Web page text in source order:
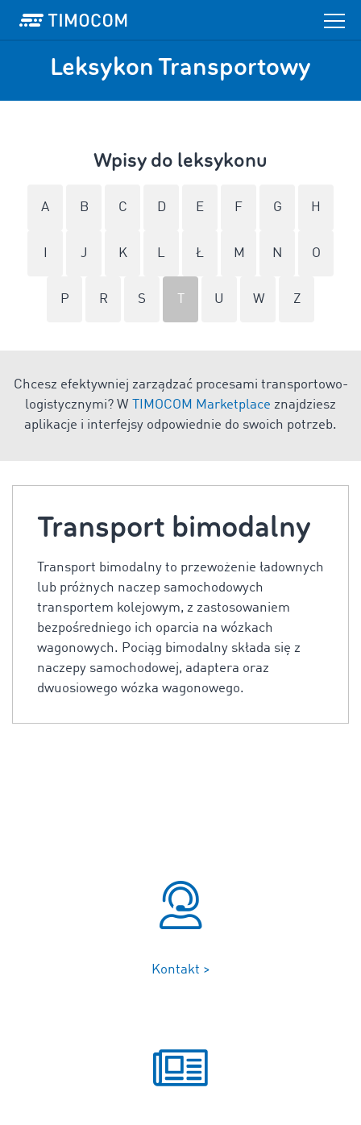
Leksykon Transportowy
Wpisy do leksykonu
A B C D E F G H
J K L Ł M N O
P R S U W Z
Chcesz efektywniej zarządzać procesami transportowo-
logistycznymi? W
TIMOCOM Marketplace znajdziesz
aplikacje i interfejsy odpowiednie do swoich potrzeb.
Transport bimodalny
Transport bimodalny to przewożenie ładownych
lub próżnych naczep samochodowych
transportem kolejowym, z zastosowaniem
bezpośredniego ich oparcia na wózkach
wagonowych. Pociąg bimodalny składa się z
naczepy samochodowej, adaptera oraz
dwuosiowego wózka wagonowego.
Kontakt >